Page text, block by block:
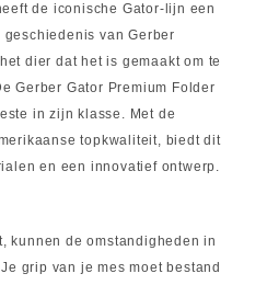
de iconische Gator-lijn een
van Gerber
dier dat het is gemaakt om te
Gerber Gator Premium Folder
in zijn klasse. Met de
topkwaliteit, biedt dit
en een innovatief ontwerp.
kunnen de omstandigheden in
grip van je mes moet bestand